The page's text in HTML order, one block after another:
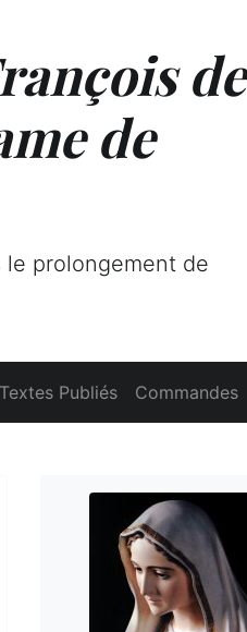
de
de
prolongement de
Textes Publiés Commandes